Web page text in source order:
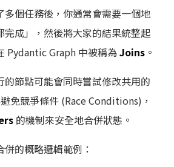
多個任務後，你通常會需要一個地
完成」，然後將大家的結果統整起
Pydantic Graph 中被稱為Joins 。
的節點可能會同時嘗試修改共用的
免競爭條件 (Race Conditions)，
的機制來安全地合併狀態。
的概略邏輯範例：